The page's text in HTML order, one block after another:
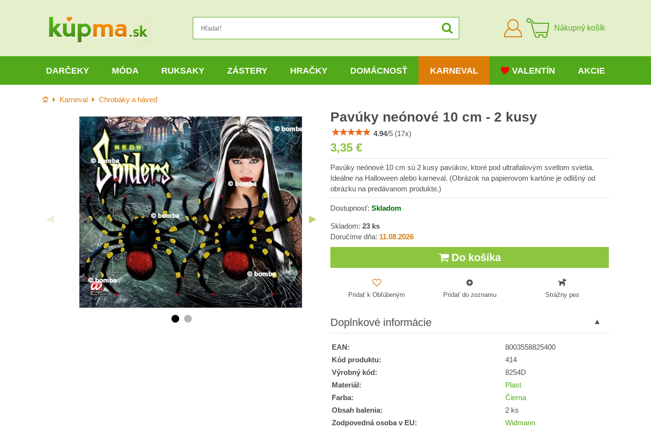
Prihlásiť
sa
Nákupný košík
DARČEKY MÓDA RUKSAKY ZÁSTERY HRAČKY DOMÁCNOSŤ KARNEVAL VALENTÍN AKCIE
Úvod Karneval Chrobáky a háveď
Pavúky neónové 10 cm - 2 kusy
4.94/5 (17x)
3,35 €
Pavúky neónové 10 cm sú 2 kusy pavúkov, ktoré pod ultrafialovým svetlom svietia.
Ideálne na Halloween alebo karneval. (Obrázok na papierovom kartóne je odlišný od
obrázku na predávanom produkte.)
Dostupnosť: Skladom
Skladom: 23 ks
Doručíme dňa: 11.08.2026
Do košíka
Pridať k Obľúbeným Pridať do zoznamu Strážny pes
Doplnkové informácie
EAN:
8003558825400
Kód produktu:
414
Výrobný kód:
8254D
Materiál:
Plast
Farba:
Čierna
Obsah balenia:
2 ks
Zodpovedná osoba v EU:
Widmann